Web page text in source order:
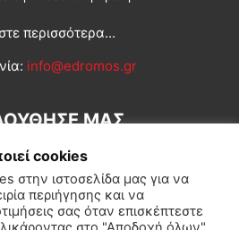
περισσότερα...
info@edromos.gr
ΜΑΣ
cookies
στην ιστοσελίδα μας για να
περιήγησης και να
σας όταν επισκέπτεστε